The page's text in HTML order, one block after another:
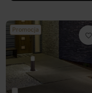
Promocja
favorite_border